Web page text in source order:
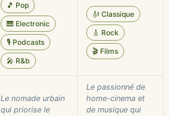
🎵 Pop
🎹 Electronic
🎙️ Podcasts
🎤 R&b
🎻 Classique
🎸 Rock
🎬 Films
Le nomade urbain
qui priorise le
Le passionné de
home-cinema et
de musique qui